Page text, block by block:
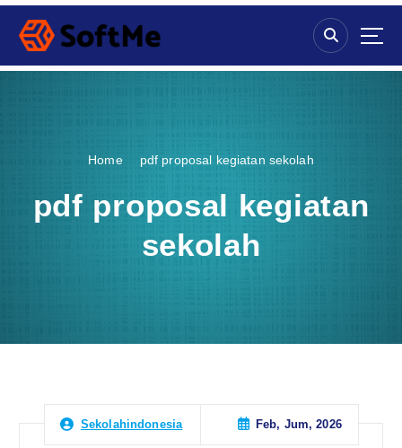
S
p
Home pdf proposal kegiatan sekolah
pdf proposal kegiatan
sekolah
Sekolahindonesia Feb, Jum, 2026